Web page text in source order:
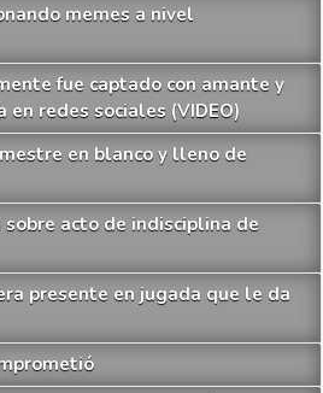
memes a nivel
fue captado con amante y
en redes sociales (VIDEO)
en blanco y lleno de
acto de indisciplina de
presente en jugada que le da